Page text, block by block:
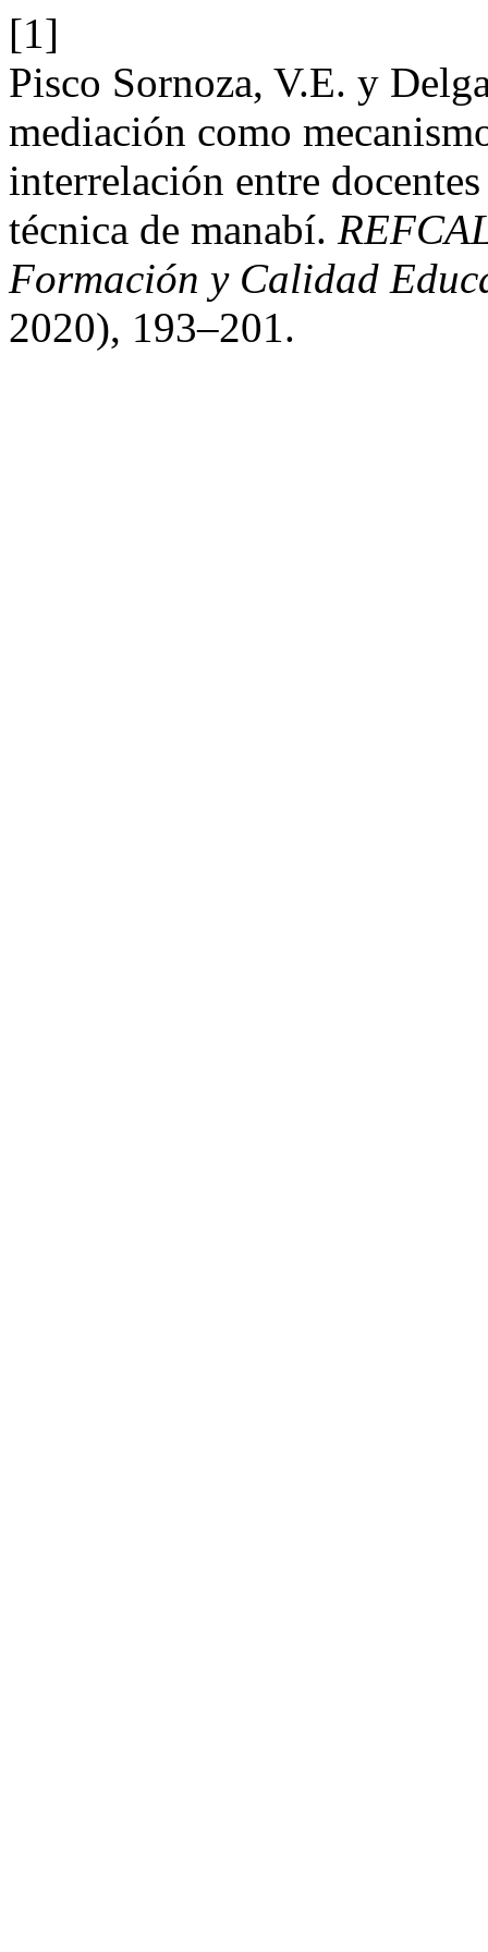
[1]
Pisco Sornoza, V.E. y
mediación como
interrelación entre
técnica de manabí.
Formación y Calidad
2020), 193–201.